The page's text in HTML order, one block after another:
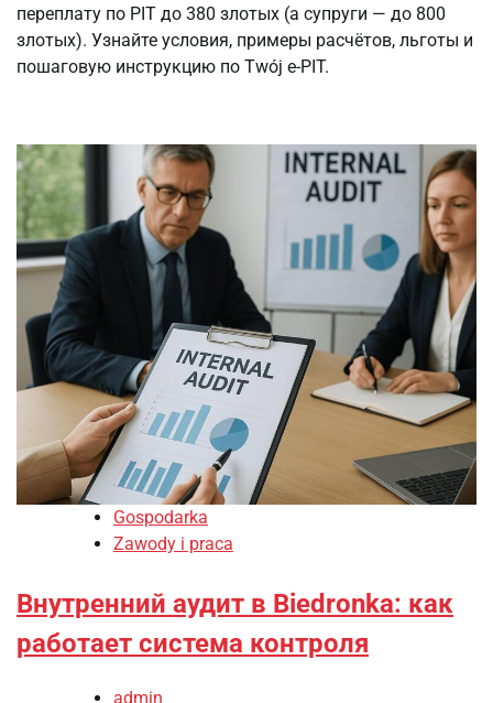
переплату по PIT до 380 злотых (а супруги — до 800
злотых). Узнайте условия, примеры расчётов, льготы и
пошаговую инструкцию по Twój e-PIT.
Gospodarka
Zawody i praca
Внутренний аудит в Biedronka: как
работает система контроля
admin